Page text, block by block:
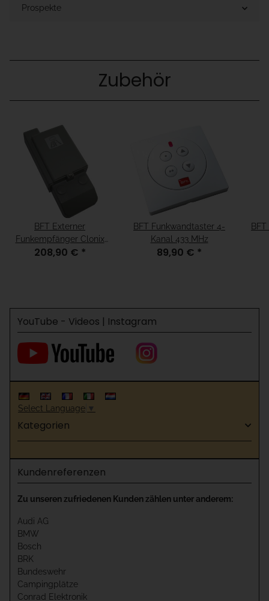
Prospekte
Zubehör
BFT Externer
Funkempfänger Clonix
2E 2 Kanal 433 MHz
208,90 € *
BFT Funkwandtaster 4-
Kanal 433 MHz
89,90 € *
YouTube - Videos | Instagram
Select Language ▼
Kategorien
Kundenreferenzen
Zu unseren zufriedenen Kunden zählen unter anderem:
Audi AG
BMW
Bosch
BRK
Bundeswehr
Campingplätze
Conrad Elektronik